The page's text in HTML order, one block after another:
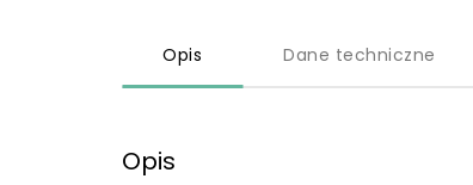
Opis Dane techniczne
Opis